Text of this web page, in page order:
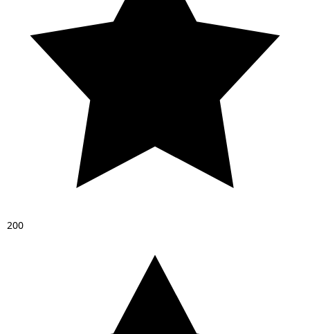
200